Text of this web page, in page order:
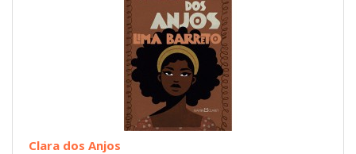
Clara dos Anjos